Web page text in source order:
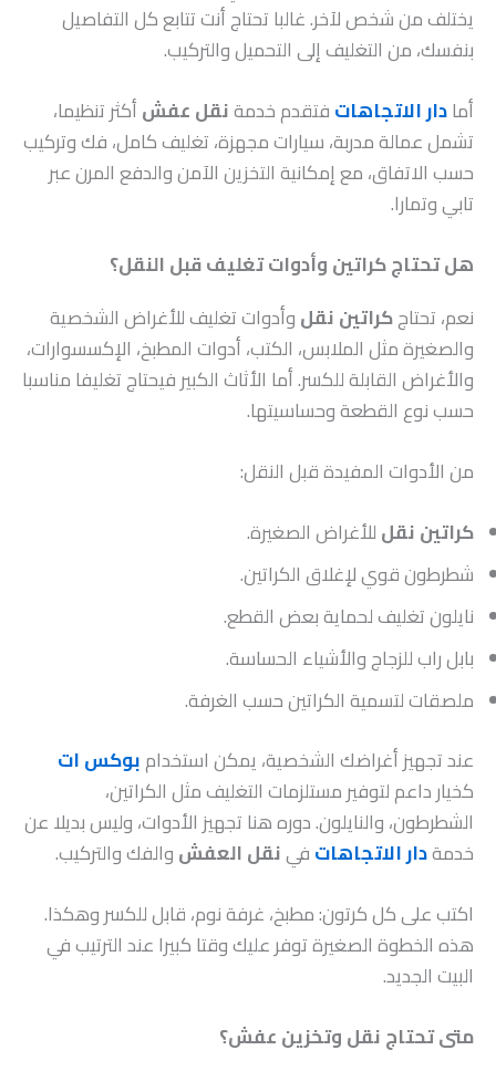
يختلف من شخص لآخر. غالبا تحتاج أنت تتابع كل التفاصيل
بنفسك، من التغليف إلى التحميل والتركيب.
أمادار الاتجاهاتفتقدم خدمةنقل عفشأكثر تنظيما،
تشمل عمالة مدربة، سيارات مجهزة، تغليف كامل، فك وتركيب
حسب الاتفاق، مع إمكانية التخزين الآمن والدفع المرن عبر
تابي وتمارا.
هل تحتاج كراتين وأدوات تغليف قبل النقل؟
نعم، تحتاجكراتين نقلوأدوات تغليف للأغراض الشخصية
والصغيرة مثل الملابس، الكتب، أدوات المطبخ، الإكسسوارات،
والأغراض القابلة للكسر. أما الأثاث الكبير فيحتاج تغليفا مناسبا
حسب نوع القطعة وحساسيتها.
من الأدوات المفيدة قبل النقل:
كراتين نقلللأغراض الصغيرة.
شطرطون قوي لإغلاق الكراتين.
نايلون تغليف لحماية بعض القطع.
بابل راب للزجاج والأشياء الحساسة.
ملصقات لتسمية الكراتين حسب الغرفة.
عند تجهيز أغراضك الشخصية، يمكن استخدامبوكس ات
كخيار داعم لتوفير مستلزمات التغليف مثل الكراتين،
الشطرطون، والنايلون. دوره هنا تجهيز الأدوات، وليس بديلا عن
خدمةدار الاتجاهاتفينقل العفشوالفك والتركيب.
اكتب على كل كرتون: مطبخ، غرفة نوم، قابل للكسر وهكذا.
هذه الخطوة الصغيرة توفر عليك وقتا كبيرا عند الترتيب في
البيت الجديد.
متى تحتاج نقل وتخزين عفش؟